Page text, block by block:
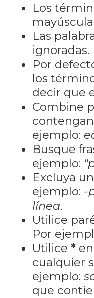
Los
Las
ignoradas.
Por
los
decir que
Combine
ejemplo:
Busque
ejemplo:
Excluya
ejemplo: -
línea.
Utilice
Por
Utilice *en
cualquier
ejemplo:
que